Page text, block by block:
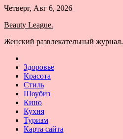
Skip
content
Четверг, Авг 6, 2026
Beauty League.
Женский развлекательный журнал.
Здоровье
Красота
Стиль
Шоубиз
Кино
Кухня
Туризм
Карта сайта